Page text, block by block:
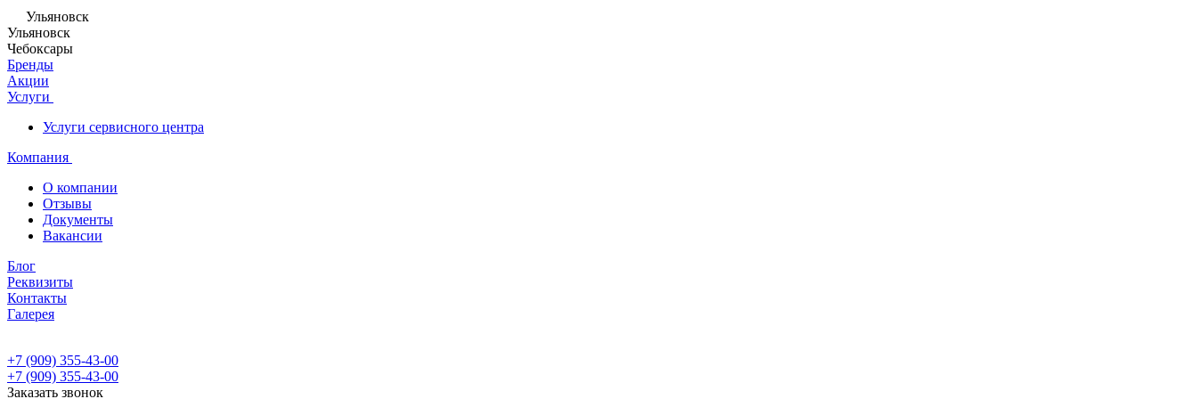
Ульяновск
Ульяновск
Чебоксары
Бренды
Акции
Услуги
Услуги сервисного центра
Компания
О компании
Отзывы
Документы
Вакансии
Блог
Реквизиты
Контакты
Галерея
+7 (909) 355-43-00
+7 (909) 355-43-00
Заказать звонок